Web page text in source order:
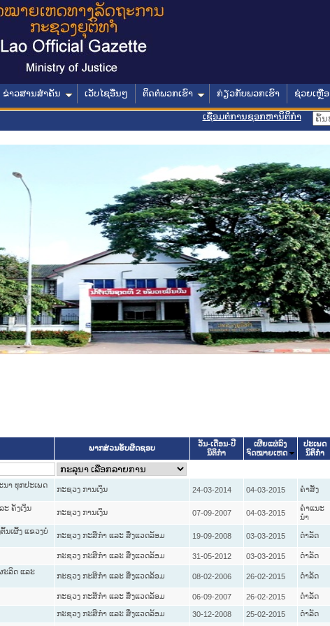
ຂ່າວສານສໍາຄັນ ເວັບໄຊອື່ນໆ ຕິດຕໍ່ພວກເຮົາ ກ່ຽວກັບພວກເຮົາ ຊ່ວຍເຫຼືອ
ເຊື່ອມຕໍ່ການຊອກຫານິຕິກຳ
ພາກສ່ວນຮັບຜິດຊອບ
ວັນ-ເດືອນ-ປີ
ນິຕິກໍາ
ເຜີຍແຜ່ລົງ
ຈົດໝາຍເຫດ
ປະເພດ
ນິຕິກໍາ
ນາ ທຸກປະເພດ
ກະຊວງ ການເງິນ 24-03-2014 04-03-2015 ຄໍາສັ່ງ
ຄັງເງິນ
ກະຊວງ ການເງິນ 07-09-2007 04-03-2015
ຄໍາແນະ
ນໍາ
ນເຜິ້ງ ແຂວງບໍ່
ກະຊວງ ກະສິກຳ ແລະ ສິ່ງແວດລ້ອມ 19-09-2008 03-03-2015 ດໍາລັດ
ກະຊວງ ກະສິກຳ ແລະ ສິ່ງແວດລ້ອມ 31-05-2012 03-03-2015 ດໍາລັດ
ະລິດ ແລະ
ກະຊວງ ກະສິກຳ ແລະ ສິ່ງແວດລ້ອມ 08-02-2006 26-02-2015 ດໍາລັດ
ກະຊວງ ກະສິກຳ ແລະ ສິ່ງແວດລ້ອມ 06-09-2007 26-02-2015 ດໍາລັດ
ກະຊວງ ກະສິກຳ ແລະ ສິ່ງແວດລ້ອມ 30-12-2008 25-02-2015 ດໍາລັດ